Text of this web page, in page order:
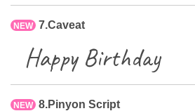
NEW 7.Caveat
Happy Birthday
NEW 8.Pinyon Script